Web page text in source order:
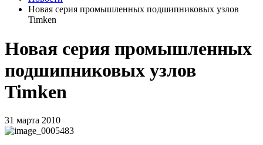
Новая серия промышленных подшипниковых узлов
Timken
Новая серия промышленных
подшипниковых узлов
Timken
31 марта 2010